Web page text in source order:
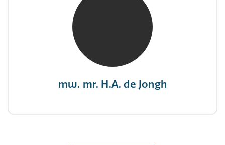
mw. mr. H.A. de Jongh
NIVRE Register-Expert
"There is no elevator to succes, you need to